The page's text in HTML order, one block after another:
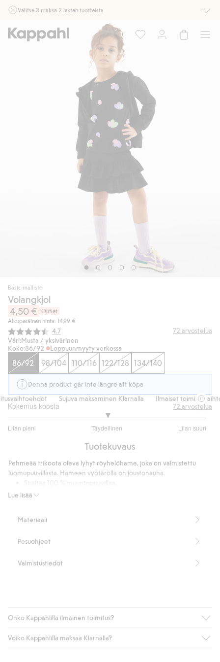
Valitse 3 maksa 2 lasten tuotteista
Ei Newbie. Ostaessasi 2 tuotetta tai enemmän. Voimassa 3-16.8. asti
myymälässä ja verkossa. Ei voi yhdistää muihin alennuksiin tai tarjouksiin.
Osta nyt
Basic-mallisto
Volangkjol
4,50 €
Outlet
Alkuperäinen hinta: 14,99 €
Keskimääräinen luokitus:
4.7 72 arvostelua
Väri:Musta / yksivärinen
Koko:86/92 Loppuunmyyty verkossa
86/92 98/104 110/116 122/128 134/140
Denna product går inte längre att köpa
Sujuva maksaminen Klarnalla Ilmaiset
Kokemus koosta
Liian pieni Täydellinen Liian suuri
/
ääneen
72 arvostelua
Tuotekuvaus
Lue lisää
Pehmeää trikoota oleva lyhyt röyhelöhame, joka on valmistettu
luomupuuvillasta. Hameen vyötäröllä on joustonauha.
Tuotenumero
Materiaali
Pesuohjeet
Valmistustiedot
Onko Kappahlilla ilmainen toimitus?
Jos olet Kappahl Clubin jäsen, saat aina ilmaisen toimituksen
Voiko Kappahlilla maksaa Klarnalla?